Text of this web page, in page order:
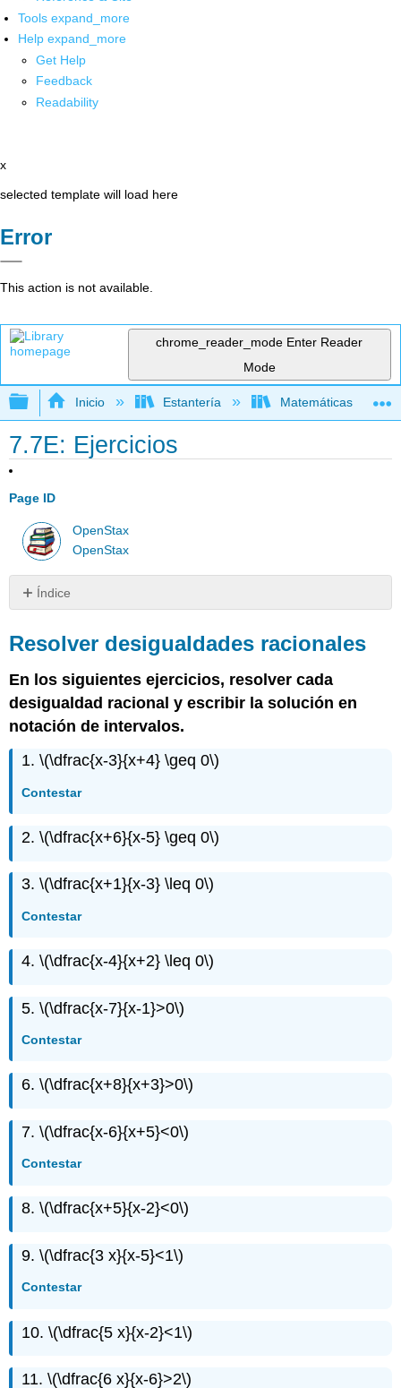
Tools expand_more
Help expand_more
Get Help
Feedback
Readability
x
selected template will load here
Error
This action is not available.
chrome_reader_mode Enter Reader
Mode
Expandir/contraer jerarquía global
Inicio Estantería Matemáticas
7.7E: Ejercicios
Page ID
OpenStax
OpenStax
Índice
desigualdades
racionales
Resolver
desigualdad
con
racionales
Resolver desigualdades racionales
En los siguientes ejercicios, resolver cada
desigualdad racional y escribir la solución en
notación de intervalos.
1.\(\dfrac{x-3}{x+4} \geq 0\)
Contestar
2.\(\dfrac{x+6}{x-5} \geq 0\)
3.\(\dfrac{x+1}{x-3} \leq 0\)
Contestar
4.\(\dfrac{x-4}{x+2} \leq 0\)
5.\(\dfrac{x-7}{x-1}>0\)
Contestar
6.\(\dfrac{x+8}{x+3}>0\)
7.\(\dfrac{x-6}{x+5}<0\)
Contestar
8.\(\dfrac{x+5}{x-2}<0\)
9.\(\dfrac{3 x}{x-5}<1\)
Contestar
10.\(\dfrac{5 x}{x-2}<1\)
11.\(\dfrac{6 x}{x-6}>2\)